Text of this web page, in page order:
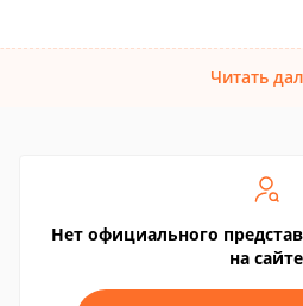
Читать
Нет официального
на сайте